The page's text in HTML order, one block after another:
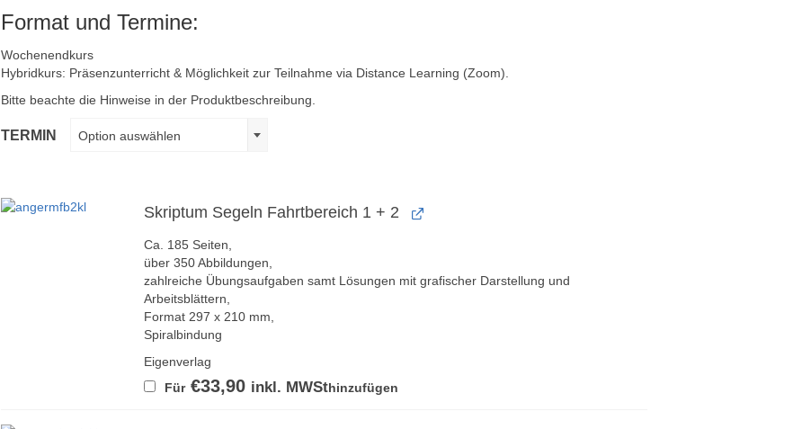
Format und Termine:
Wochenendkurs
Hybridkurs: Präsenzunterricht & Möglichkeit zur Teilnahme via Distance Learning (Zoom).
Bitte beachte die Hinweise in der Produktbeschreibung.
TERMIN Option auswählen
Skriptum Segeln Fahrtbereich 1 + 2
Ca. 185 Seiten,
über 350 Abbildungen,
zahlreiche Übungsaufgaben samt Lösungen mit grafischer Darstellung und
Arbeitsblättern,
Format 297 x 210 mm,
Spiralbindung
Eigenverlag
Für €33,90 inkl. MWSthinzufügen